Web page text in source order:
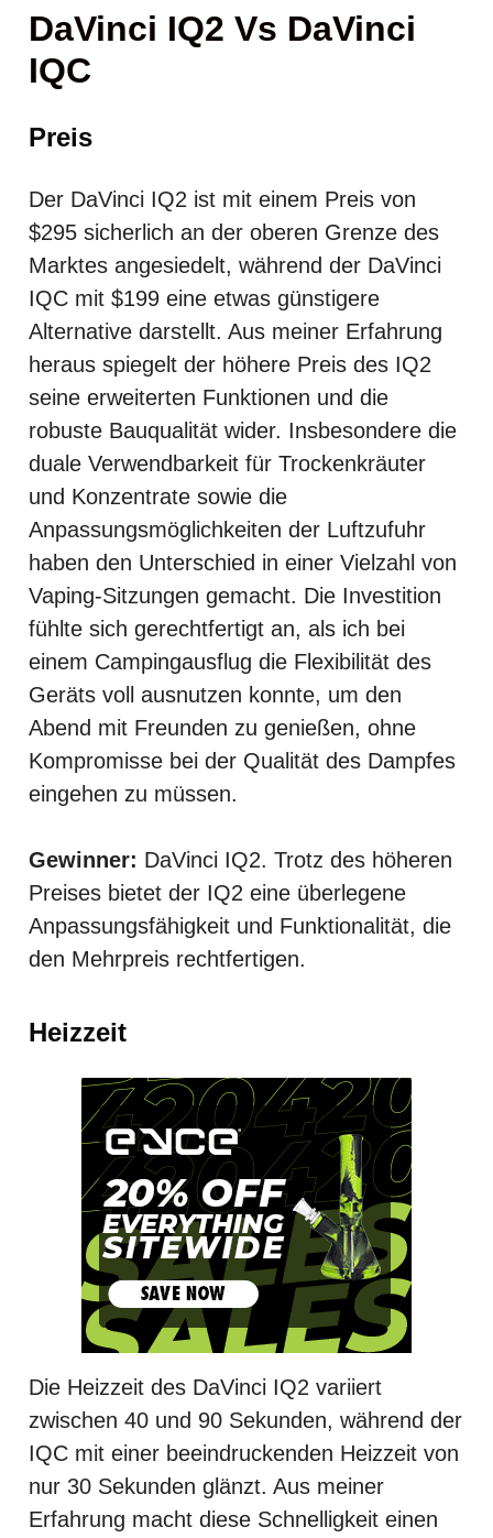
DaVinci IQ2 Vs DaVinci
IQC
Preis
Der DaVinci IQ2 ist mit einem Preis von
$295 sicherlich an der oberen Grenze des
Marktes angesiedelt, während der DaVinci
IQC mit $199 eine etwas günstigere
Alternative darstellt. Aus meiner Erfahrung
heraus spiegelt der höhere Preis des IQ2
seine erweiterten Funktionen und die
robuste Bauqualität wider. Insbesondere die
duale Verwendbarkeit für Trockenkräuter
und Konzentrate sowie die
Anpassungsmöglichkeiten der Luftzufuhr
haben den Unterschied in einer Vielzahl von
Vaping-Sitzungen gemacht. Die Investition
fühlte sich gerechtfertigt an, als ich bei
einem Campingausflug die Flexibilität des
Geräts voll ausnutzen konnte, um den
Abend mit Freunden zu genießen, ohne
Kompromisse bei der Qualität des Dampfes
eingehen zu müssen.
Gewinner: DaVinci IQ2. Trotz des höheren
Preises bietet der IQ2 eine überlegene
Anpassungsfähigkeit und Funktionalität, die
den Mehrpreis rechtfertigen.
Heizzeit
Die Heizzeit des DaVinci IQ2 variiert
zwischen 40 und 90 Sekunden, während der
IQC mit einer beeindruckenden Heizzeit von
nur 30 Sekunden glänzt. Aus meiner
Erfahrung macht diese Schnelligkeit einen